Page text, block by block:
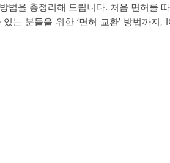
을 총정리해 드립니다. 처음 면허를
는 분들을 위한 ‘면허 교환’ 방법까지,